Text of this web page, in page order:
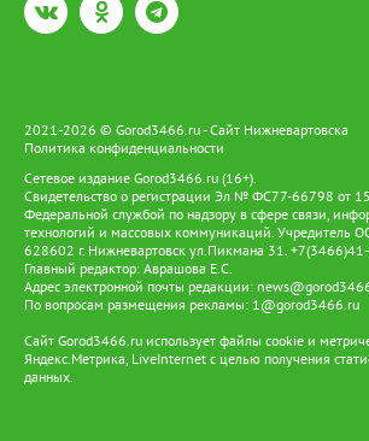
2021-2026 © Gorod3466.ru - Сайт Нижневартовска
Политика конфиденциальности
Сетевое издание Gorod3466.ru (16+).
Свидетельство о регистрации Эл № ФС77-66798 от
Федеральной службой по надзору в сфере связи,
технологий и массовых коммуникаций. Учредитель
628602 г. Нижневартовск ул.Пикмана 31.
Главный редактор: Аврашова Е.С.
Адрес электронной почты редакции:
По вопросам размещения рекламы: 1@gorod3466.ru
Сайт Gorod3466.ru использует файлы cookie и
Яндекс.Метрика, LiveInternet с целью получения
данных.